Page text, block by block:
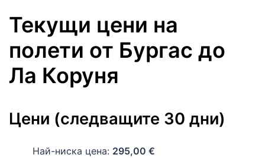
Текущи цени на
полети от Бургас до
Ла Коруня
Цени (следващите 30 дни)
Най-ниска цена: 295,00 €